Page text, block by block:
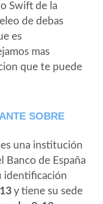
Swift de la
de debas
es
mas
que te puede
SOBRE
es una institución
Banco de España
identificación
y tiene su sede